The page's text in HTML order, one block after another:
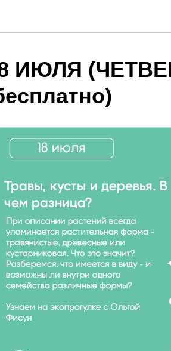
ИЮЛЯ